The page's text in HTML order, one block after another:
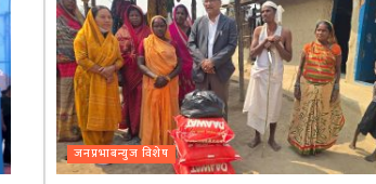
जनप्रभाबन्युज विशेष